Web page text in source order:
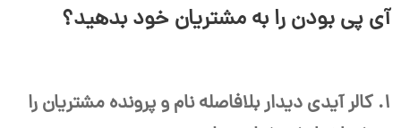
آی پی بودن را به مشتریان خود بدهید؟
1. کالر آیدی دیدار بلافاصله نام و پرونده مشتریان را